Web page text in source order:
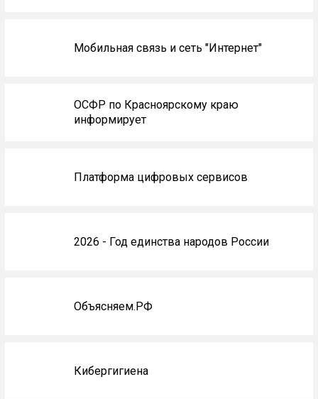
Мобильная связь и сеть "Интернет"
ОСФР по Красноярскому краю
информирует
Платформа цифровых сервисов
2026 - Год единства народов России
Объясняем.РФ
Кибергигиена